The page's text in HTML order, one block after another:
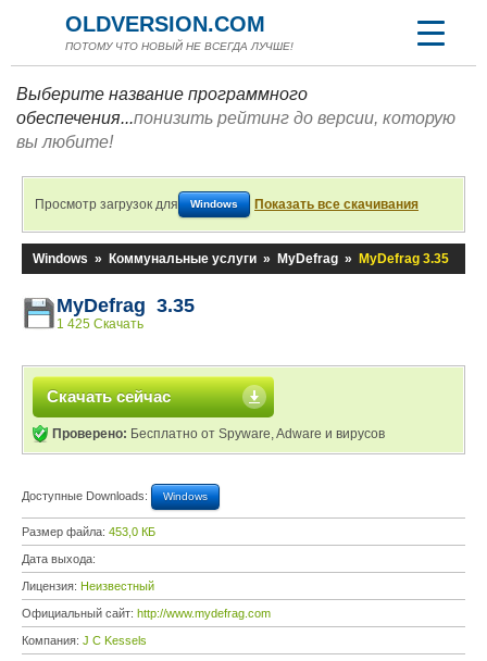
OLDVERSION.COM
ПОТОМУ ЧТО НОВЫЙ НЕ ВСЕГДА ЛУЧШЕ!
Выберите название программного
обеспечения...понизить рейтинг до версии, которую
вы любите!
Просмотр загрузок для Windows Показать все скачивания
Windows » Коммунальные услуги » MyDefrag » MyDefrag 3.35
MyDefrag 3.35
1 425 Скачать
Скачать сейчас
Проверено: Бесплатно от Spyware, Adware и вирусов
Доступные Downloads: Windows
Размер файла: 453,0 КБ
Дата выхода:
Лицензия: Неизвестный
Официальный сайт: http://www.mydefrag.com
Компания: J C Kessels